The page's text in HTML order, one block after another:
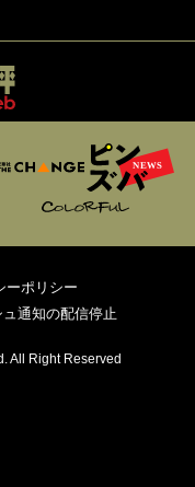
ーポリシー
ュ通知の配信停止
All Right Reserved